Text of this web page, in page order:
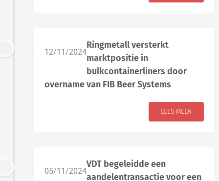
12/11/2024
Ringmetall versterkt
marktpositie in
bulkcontainerliners door
overname van FIB Beer Systems
LEES MEER
05/11/2024
VDT begeleidde een
aandelentransactie voor een